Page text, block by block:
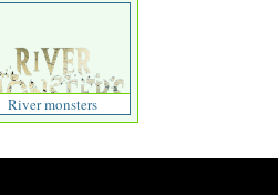
River monsters